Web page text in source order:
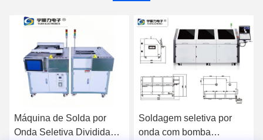
Máquina de Solda por
Onda Seletiva Dividida
Soldagem seletiva por
onda com bomba